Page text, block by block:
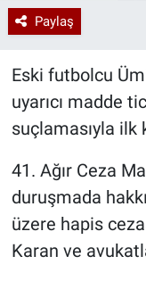
Paylaş
Eski futbolcu
uyarıcı madde
suçlamasıyla ilk
41. Ağır Ceza
duruşmada
üzere hapis
Karan ve
Ramazan